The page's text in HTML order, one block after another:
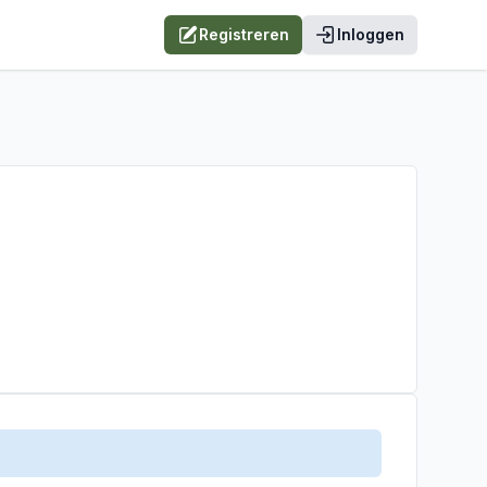
Registreren Inloggen